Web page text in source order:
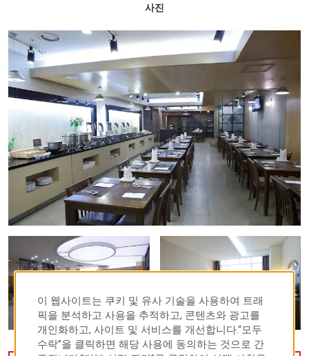
사진
이 웹사이트는 쿠키 및 유사 기술을 사용하여 트래
픽을 분석하고 사용을 추적하고, 콘텐츠와 광고를
개인화하고, 사이트 및 서비스를 개선합니다.“모두
수락”을 클릭하면 해당 사용에 동의하는 것으로 간